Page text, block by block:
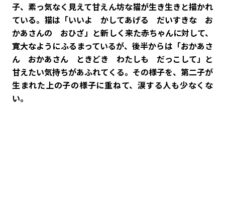
子、素っ気なく見えて甘えん坊な猫が生き生きと描かれ
ている。猫は「いいよ かしてあげる だいすきな お
かあさんの おひざ」と新しく来た赤ちゃんに対して、
寛大なようにふるまっているが、後半からは「おかあさ
ん おかあさん ときどき わたしも だっこして」と
甘えたい気持ちがあふれてくる。その様子を、第二子が
生まれた上の子の様子に重ねて、涙する人も少なくな
い。